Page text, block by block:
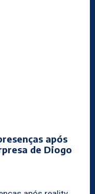
após
de Diogo